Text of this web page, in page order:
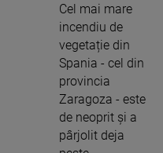
Cel mai mare
incendiu de
vegetație din
Spania - cel din
provincia
Zaragoza - este
de neoprit și a
pârjolit deja